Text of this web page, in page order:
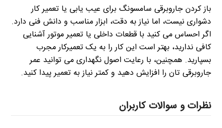
باز کردن جاروبرقی سامسونگ برای عیب یابی یا تعمیر کار
دشواری نیست، اما نیاز به دقت، ابزار مناسب و دانش فنی دارد.
اگر احساس می کنید با قطعات داخلی یا تعمیر موتور آشنایی
کافی ندارید، بهتر است این کار را به یک تعمیرکار مجرب
بسپارید. همچنین، با رعایت اصول نگهداری می توانید عمر
جاروبرقی تان را افزایش دهید و کمتر نیاز به تعمیر پیدا کنید.
نظرات و سوالات کاربران